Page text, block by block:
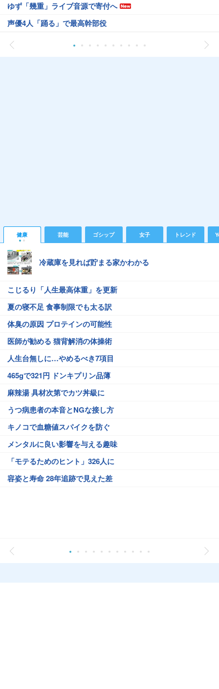
ゆず「幾重」ライブ音源で寄付へ
声優4人「踊る」で最高幹部役
健康 芸能 ゴシップ 女子 トレンド
冷蔵庫を見れば貯まる家かわかる
こじるり「人生最高体重」を更新
夏の寝不足 食事制限でも太る訳
体臭の原因 プロテインの可能性
医師が勧める 猫背解消の体操術
人生台無しに…やめるべき7項目
465gで321円 ドンキプリン品薄
麻辣湯 具材次第でカツ丼級に
うつ病患者の本音とNGな接し方
キノコで血糖値スパイクを防ぐ
メンタルに良い影響を与える趣味
「モテるためのヒント」326人に
容姿と寿命 28年追跡で見えた差